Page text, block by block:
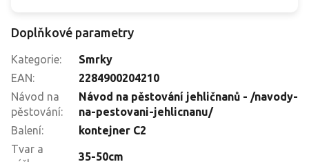
Doplňkové parametry
Kategorie:
Smrky
EAN:
2284900204210
Návod na
pěstování:
Návod na pěstování jehličnanů - /navody-
na-pestovani-jehlicnanu/
Balení:
kontejner C2
Tvar a
35-50cm